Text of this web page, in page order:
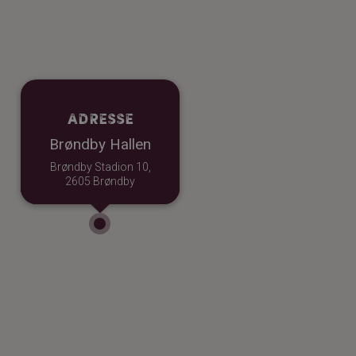
Adresse
Brøndby Hallen
Brøndby Stadion 10,
2605 Brøndby